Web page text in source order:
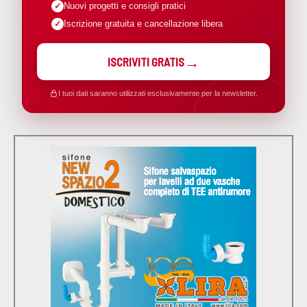
Nuovi progetti e consigli pratici
Iscrizione gratuita e cancellazione libera
ISCRIVITI GRATIS
I tuoi dati saranno utilizzati esclusivamente per la newsletter.